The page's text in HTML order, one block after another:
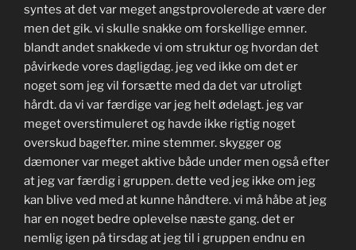
syntes at det var meget angstprovolerede at være der
men det gik. vi skulle snakke om forskellige emner.
blandt andet snakkede vi om struktur og hvordan det
påvirkede vores dagligdag. jeg ved ikke om det er
noget som jeg vil forsætte med da det var utroligt
hårdt. da vi var færdige var jeg helt ødelagt. jeg var
meget overstimuleret og havde ikke rigtig noget
overskud bagefter. mine stemmer. skygger og
dæmoner var meget aktive både under men også efter
at jeg var færdig i gruppen. dette ved jeg ikke om jeg
kan blive ved med at kunne håndtere. vi må håbe at jeg
har en noget bedre oplevelse næste gang. det er
nemlig igen på tirsdag at jeg til i gruppen endnu en